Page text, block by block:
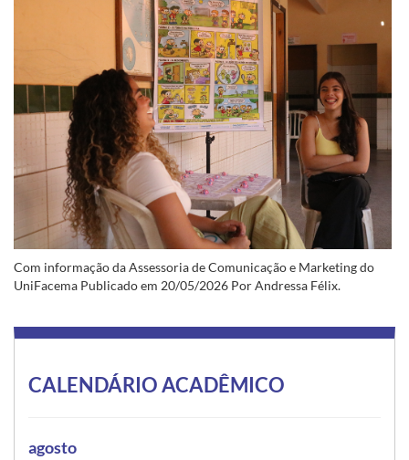
Com informação da Assessoria de Comunicação e Marketing do
UniFacema Publicado em 20/05/2026 Por Andressa Félix.
CALENDÁRIO ACADÊMICO
agosto